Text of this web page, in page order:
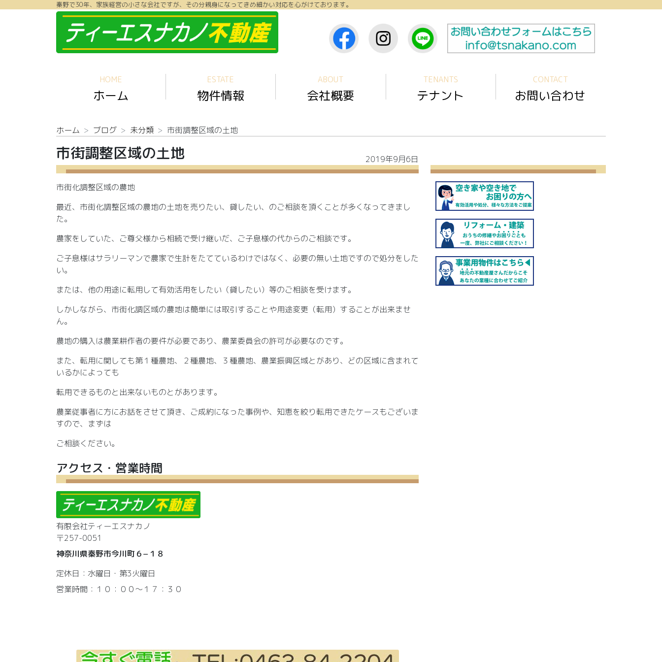
秦野で30年、家族経営の小さな会社ですが、その分親身になってきめ細かい対応を心がけております。
HOME
ホーム
ESTATE
物件情報
ABOUT
会社概要
TENANTS
テナント
CONTACT
お問い合わせ
ホーム ブログ 未分類 市街調整区域の土地
市街調整区域の土地 2019年9月6日
市街化調整区域の農地
最近、市街化調整区域の農地の土地を売りたい、貸したい、のご相談を頂くことが多くなってきまし
た。
農家をしていた、ご尊父様から相続で受け継いだ、ご子息様の代からのご相談です。
ご子息様はサラリーマンで農家で生計をたてているわけではなく、必要の無い土地ですので処分をした
い。
または、他の用途に転用して有効活用をしたい（貸したい）等のご相談を受けます。
しかしながら、市街化調区域の農地は簡単には取引することや用途変更（転用）することが出来ませ
ん。
農地の購入は農業耕作者の要件が必要であり、農業委員会の許可が必要なのです。
また、転用に関しても第１種農地、２種農地、３種農地、農業振興区域とがあり、どの区域に含まれて
いるかによっても
転用できるものと出来ないものとがあります。
農業従事者に方にお話をさせて頂き、ご成約になった事例や、知恵を絞り転用できたケースもございま
すので、まずは
ご相談ください。
アクセス・営業時間
有限会社ティーエスナカノ
〒257-0051
神奈川県秦野市今川町６−１８
定休日：水曜日・第3火曜日
営業時間：１０：００～１７：３０